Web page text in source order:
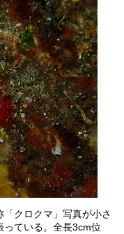
「クロクマ」写真が小さ
っている。全長3cm位